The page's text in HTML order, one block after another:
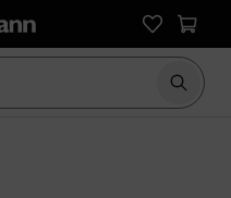
Zoek